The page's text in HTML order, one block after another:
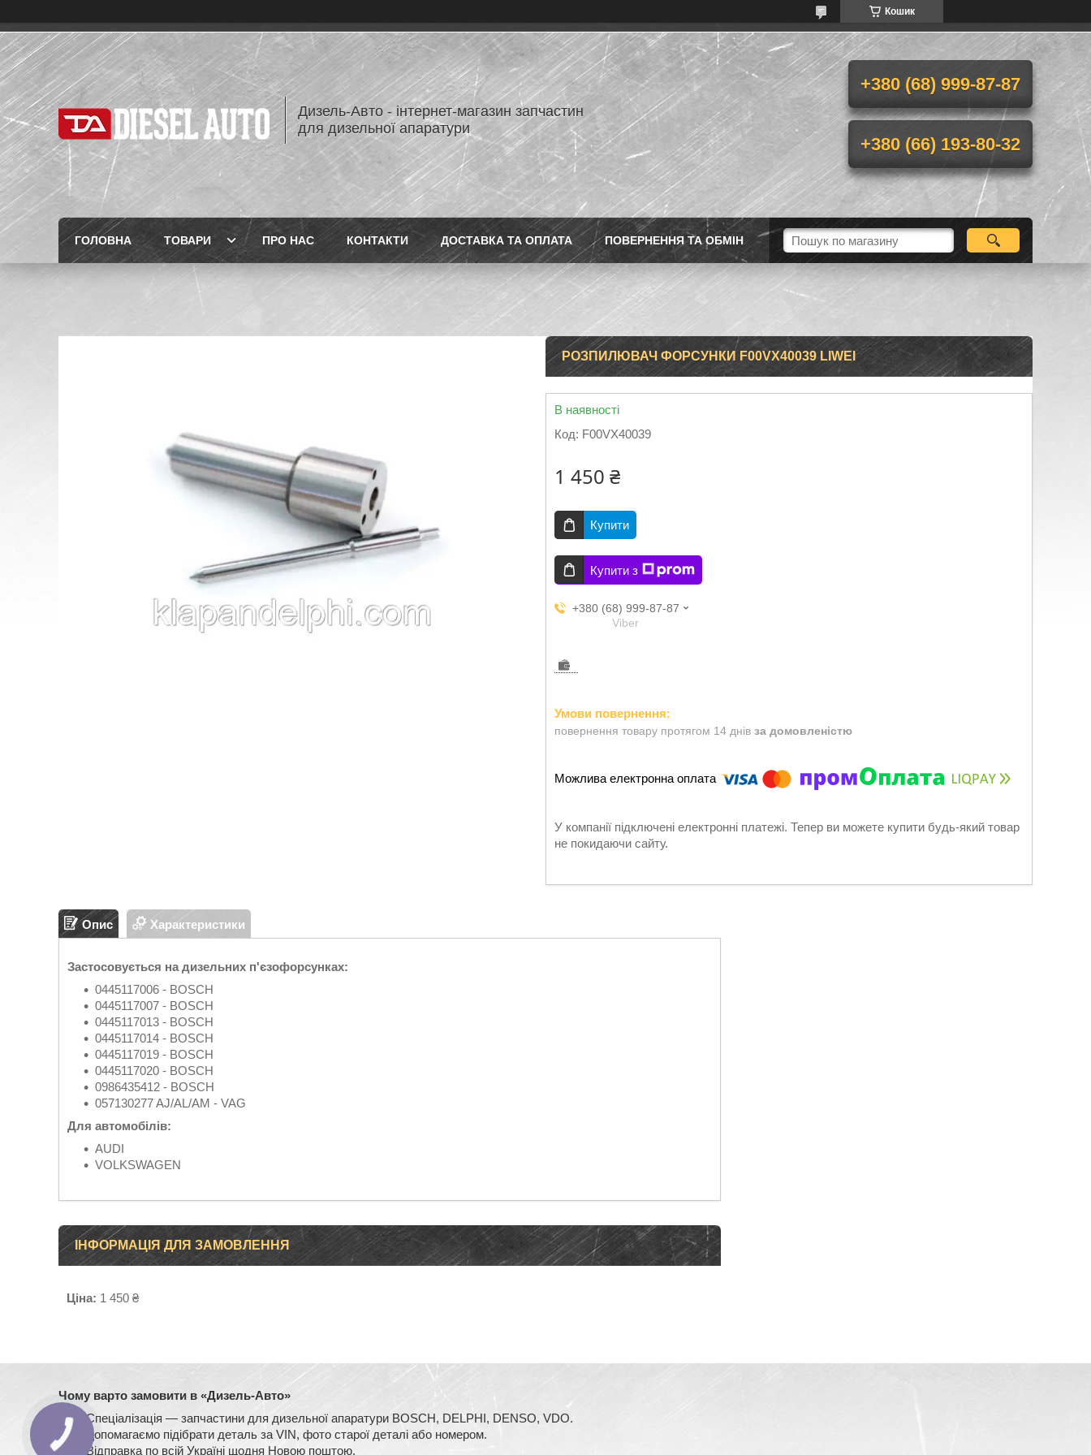
Кошик
Дизель-Авто - інтернет-магазин запчастин
для дизельної апаратури
+380 (68) 999-87-87
+380 (66) 193-80-32
ГОЛОВНА ТОВАРИ ПРО НАС КОНТАКТИ ДОСТАВКА ТА ОПЛАТА ПОВЕРНЕННЯ ТА ОБМІН
РОЗПИЛЮВАЧ ФОРСУНКИ F00VX40039 LIWEI
В наявності
Код: F00VX40039
1 450 ₴
Купити
Купити з
+380 (68) 999-87-87
Viber
повернення товару протягом 14 днів за домовленістю
У компанії підключені електронні платежі. Тепер ви можете купити будь-який товар
не покидаючи сайту.
Опис Характеристики
Застосовується на дизельних п'єзофорсунках:
0445117006 - BOSCH
0445117007 - BOSCH
0445117013 - BOSCH
0445117014 - BOSCH
0445117019 - BOSCH
0445117020 - BOSCH
0986435412 - BOSCH
057130277 AJ/AL/AM - VAG
Для автомобілів:
AUDI
VOLKSWAGEN
ІНФОРМАЦІЯ ДЛЯ ЗАМОВЛЕННЯ
Ціна: 1 450 ₴
Чому варто замовити в «Дизель-Авто»
Спеціалізація — запчастини для дизельної апаратури BOSCH, DELPHI, DENSO, VDO.
Допомагаємо підібрати деталь за VIN, фото старої деталі або номером.
Відправка по всій Україні щодня Новою поштою.